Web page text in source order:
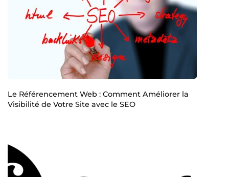
Le Référencement Web : Comment Améliorer la
Visibilité de Votre Site avec le SEO